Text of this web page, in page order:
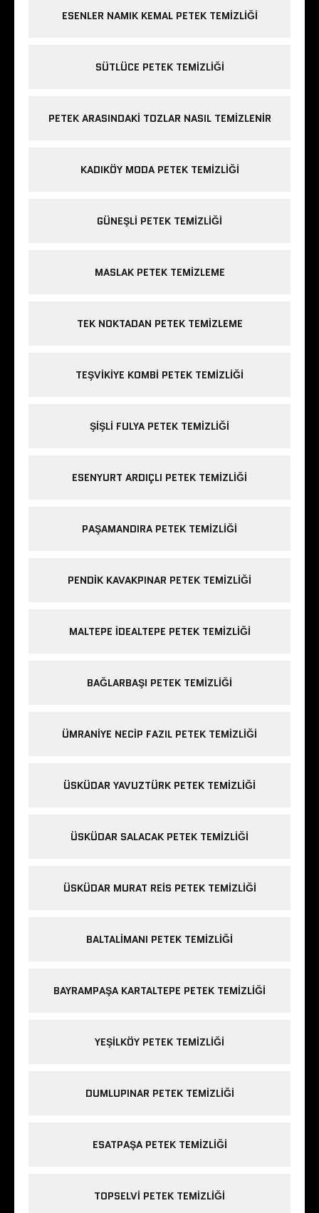
ESENLER NAMIK KEMAL PETEK TEMIZLIĞI
SÜTLÜCE PETEK TEMIZLIĞI
PETEK ARASINDAKI TOZLAR NASIL TEMIZLENIR
KADIKÖY MODA PETEK TEMIZLIĞI
GÜNEŞLI PETEK TEMIZLIĞI
MASLAK PETEK TEMIZLEME
TEK NOKTADAN PETEK TEMIZLEME
TEŞVIKIYE KOMBI PETEK TEMIZLIĞI
ŞIŞLI FULYA PETEK TEMIZLIĞI
ESENYURT ARDIÇLI PETEK TEMIZLIĞI
PAŞAMANDIRA PETEK TEMIZLIĞI
PENDIK KAVAKPINAR PETEK TEMIZLIĞI
MALTEPE IDEALTEPE PETEK TEMIZLIĞI
BAĞLARBAŞI PETEK TEMIZLIĞI
ÜMRANIYE NECIP FAZIL PETEK TEMIZLIĞI
ÜSKÜDAR YAVUZTÜRK PETEK TEMIZLIĞI
ÜSKÜDAR SALACAK PETEK TEMIZLIĞI
ÜSKÜDAR MURAT REIS PETEK TEMIZLIĞI
BALTALIMANI PETEK TEMIZLIĞI
BAYRAMPAŞA KARTALTEPE PETEK TEMIZLIĞI
YEŞILKÖY PETEK TEMIZLIĞI
DUMLUPINAR PETEK TEMIZLIĞI
ESATPAŞA PETEK TEMIZLIĞI
TOPSELVI PETEK TEMIZLIĞI